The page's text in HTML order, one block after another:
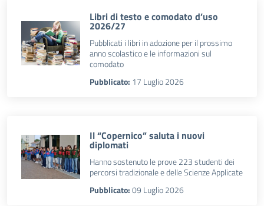
Libri di testo e comodato d’uso
2026/27
Pubblicati i libri in adozione per il prossimo
anno scolastico e le informazioni sul
comodato
Pubblicato: 17 Luglio 2026
Il “Copernico” saluta i nuovi
diplomati
Hanno sostenuto le prove 223 studenti dei
percorsi tradizionale e delle Scienze Applicate
Pubblicato:09 Luglio 2026